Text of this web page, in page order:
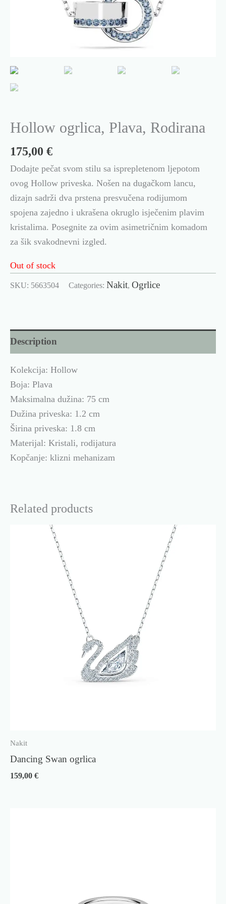
Hollow ogrlica, Plava, Rodirana
175,00 €
Dodajte pečat svom stilu sa isprepletenom ljepotom
ovog Hollow priveska. Nošen na dugačkom lancu,
dizajn sadrži dva prstena presvučena rodijumom
spojena zajedno i ukrašena okruglo isječenim plavim
kristalima. Posegnite za ovim asimetričnim komadom
za šik svakodnevni izgled.
Out of stock
SKU: 5663504 Categories: Nakit, Ogrlice
Description
Kolekcija: Hollow
Boja: Plava
Maksimalna dužina: 75 cm
Dužina priveska: 1.2 cm
Širina priveska: 1.8 cm
Materijal: Kristali, rodijatura
Kopčanje: klizni mehanizam
Related products
Nakit
Dancing Swan ogrlica
159,00 €